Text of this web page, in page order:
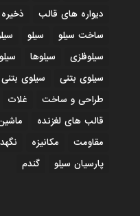
دیواره های قالب
ساخت سیلو
سیلو
سیلوفلزی
سیلوها
سیلوی بتنی
سیلوی
طراحی و ساخت
غلات
قالب های لغزنده
مقاومت
مکانیزه
پارسیان سیلو
گندم